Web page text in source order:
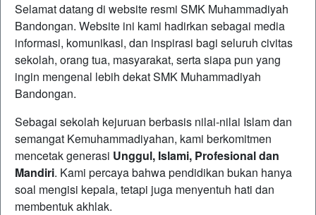
Selamat datang di website resmi SMK Muhammadiyah
Bandongan. Website ini kami hadirkan sebagai media
informasi, komunikasi, dan inspirasi bagi seluruh civitas
sekolah, orang tua, masyarakat, serta siapa pun yang
ingin mengenal lebih dekat SMK Muhammadiyah
Bandongan.
Sebagai sekolah kejuruan berbasis nilai-nilai Islam dan
semangat Kemuhammadiyahan, kami berkomitmen
mencetak generasi Unggul, Islami, Profesional dan
Mandiri. Kami percaya bahwa pendidikan bukan hanya
soal mengisi kepala, tetapi juga menyentuh hati dan
membentuk akhlak.